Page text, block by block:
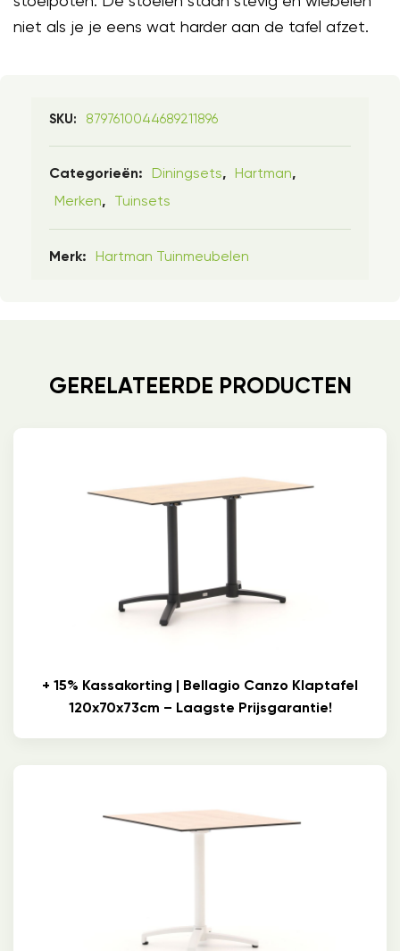
niet als je je eens wat harder aan de tafel afzet.
SKU: 8797610044689211896
Categorieën: Diningsets, Hartman,
Merken, Tuinsets
Merk: Hartman Tuinmeubelen
GERELATEERDE PRODUCTEN
+ 15% Kassakorting | Bellagio Canzo Klaptafel
120x70x73cm – Laagste Prijsgarantie!